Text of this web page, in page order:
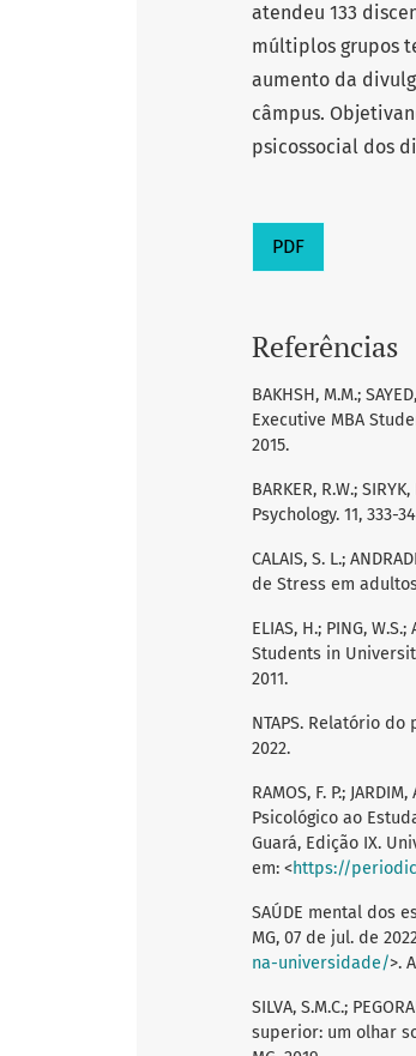
atendeu 133
múltiplos grupos
aumento da
câmpus.
psicossocial dos
PDF
Referências
BAKHSH, M.M.;
Executive MBA
2015.
BARKER, R.W.;
Psychology. 11, 333-
CALAIS, S. L.;
de Stress em
ELIAS, H.; PING,
Students in
2011.
NTAPS. Relatório do
2022.
RAMOS, F. P.;
Psicológico ao
Guará, Edição IX.
em: <https://
SAÚDE mental dos
MG, 07 de jul. de
na-universidade/>.
SILVA, S.M.C.;
superior: um olhar